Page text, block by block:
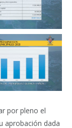
por pleno el
aprobación dada